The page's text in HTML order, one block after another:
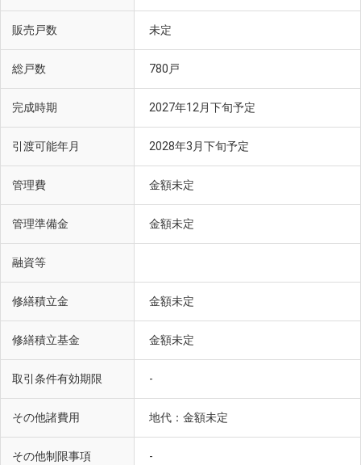
販売戸数 未定
総戸数 780戸
完成時期 2027年12月下旬予定
引渡可能年月 2028年3月下旬予定
管理費 金額未定
管理準備金 金額未定
融資等
修繕積立金 金額未定
修繕積立基金 金額未定
取引条件有効期限 -
その他諸費用 地代：金額未定
その他制限事項 -